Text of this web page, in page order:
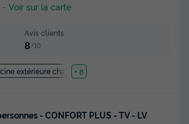
-Voir sur la carte
Avis clients
8/10
extérieure chauffée
+ 8
- CONFORT PLUS - TV - LV